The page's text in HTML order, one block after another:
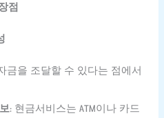
점
금을 조달할 수 있다는 점에서
: 현금서비스는 ATM이나 카드